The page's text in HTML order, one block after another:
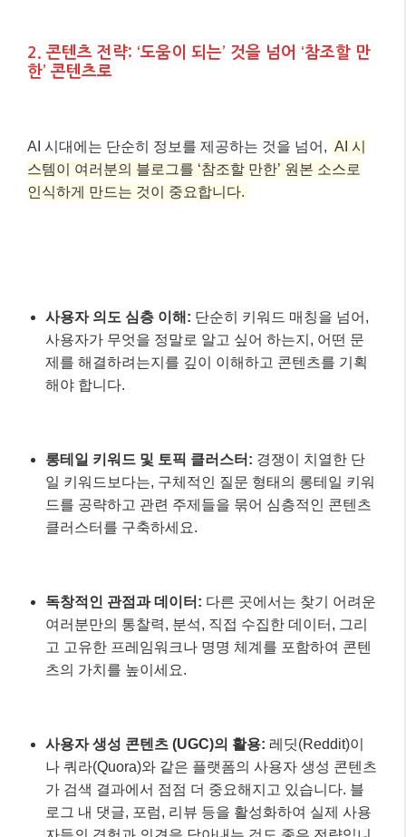
2. 콘텐츠 전략: ‘도움이 되는’ 것을 넘어 ‘참조할 만
한’ 콘텐츠로
AI 시대에는 단순히 정보를 제공하는 것을 넘어, AI 시
스템이 여러분의 블로그를 ‘참조할 만한’ 원본 소스로
인식하게 만드는 것이 중요합니다.
사용자 의도 심층 이해: 단순히 키워드 매칭을 넘어,
사용자가 무엇을 정말로 알고 싶어 하는지, 어떤 문
제를 해결하려는지를 깊이 이해하고 콘텐츠를 기획
해야 합니다.
롱테일 키워드 및 토픽 클러스터: 경쟁이 치열한 단
일 키워드보다는, 구체적인 질문 형태의 롱테일 키워
드를 공략하고 관련 주제들을 묶어 심층적인 콘텐츠
클러스터를 구축하세요.
독창적인 관점과 데이터: 다른 곳에서는 찾기 어려운
여러분만의 통찰력, 분석, 직접 수집한 데이터, 그리
고 고유한 프레임워크나 명명 체계를 포함하여 콘텐
츠의 가치를 높이세요.
사용자 생성 콘텐츠 (UGC)의 활용: 레딧(Reddit)이
나 쿼라(Quora)와 같은 플랫폼의 사용자 생성 콘텐츠
가 검색 결과에서 점점 더 중요해지고 있습니다. 블
로그 내 댓글, 포럼, 리뷰 등을 활성화하여 실제 사용